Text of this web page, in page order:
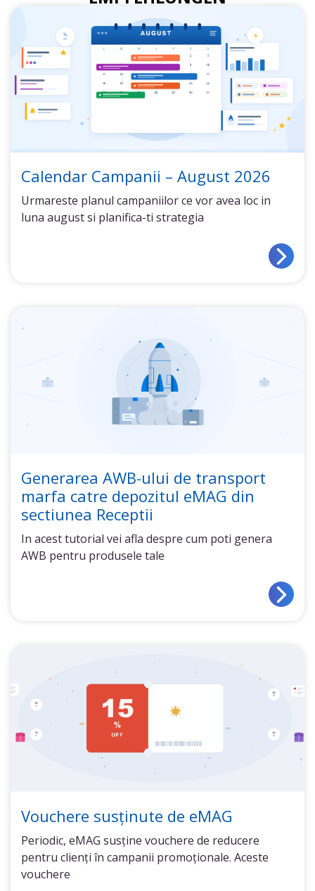
Calendar Campanii – August 2026
Urmareste planul campaniilor ce vor avea loc in
luna august si planifica-ti strategia
Generarea AWB-ului de transport
marfa catre depozitul eMAG din
sectiunea Receptii
In acest tutorial vei afla despre cum poti genera
AWB pentru produsele tale
Vouchere susținute de eMAG
Periodic, eMAG susține vouchere de reducere
pentru clienți în campanii promoționale. Aceste
vouchere